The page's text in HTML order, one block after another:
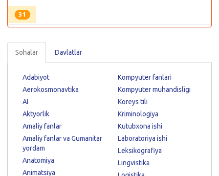
31
Sohalar Davlatlar
Adabiyot
Aerokosmonavtika
AI
Aktyorlik
Amaliy fanlar
Amaliy fanlar va Gumanitar
yordam
Anatomiya
Animatsiya
Kompyuter fanlari
Kompyuter muhandisligi
Koreys tili
Kriminologiya
Kutubxona ishi
Laboratoriya ishi
Leksikografiya
Lingvistika